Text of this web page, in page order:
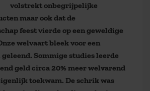
volstrekt onbegrijpelijke
maar ook dat de
feest vierde op een geweldige
welvaart bleek voor een
Sommige studies leerde
geld circa 20% meer welvarend
toekwam. De schrik was